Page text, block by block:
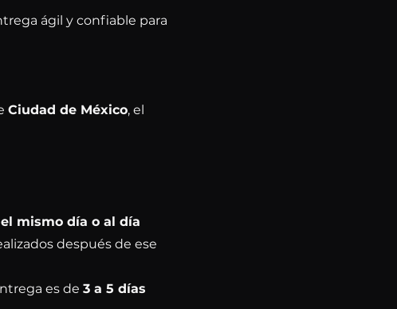
ágil y confiable para
Ciudad de México, el
el mismo día o al día
después de ese
es de 3 a 5 días